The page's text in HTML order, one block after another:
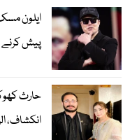
ایلون
پیش کرنے
حارث
انکشاف،